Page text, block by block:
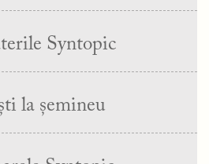
Syntopic
la șemineu